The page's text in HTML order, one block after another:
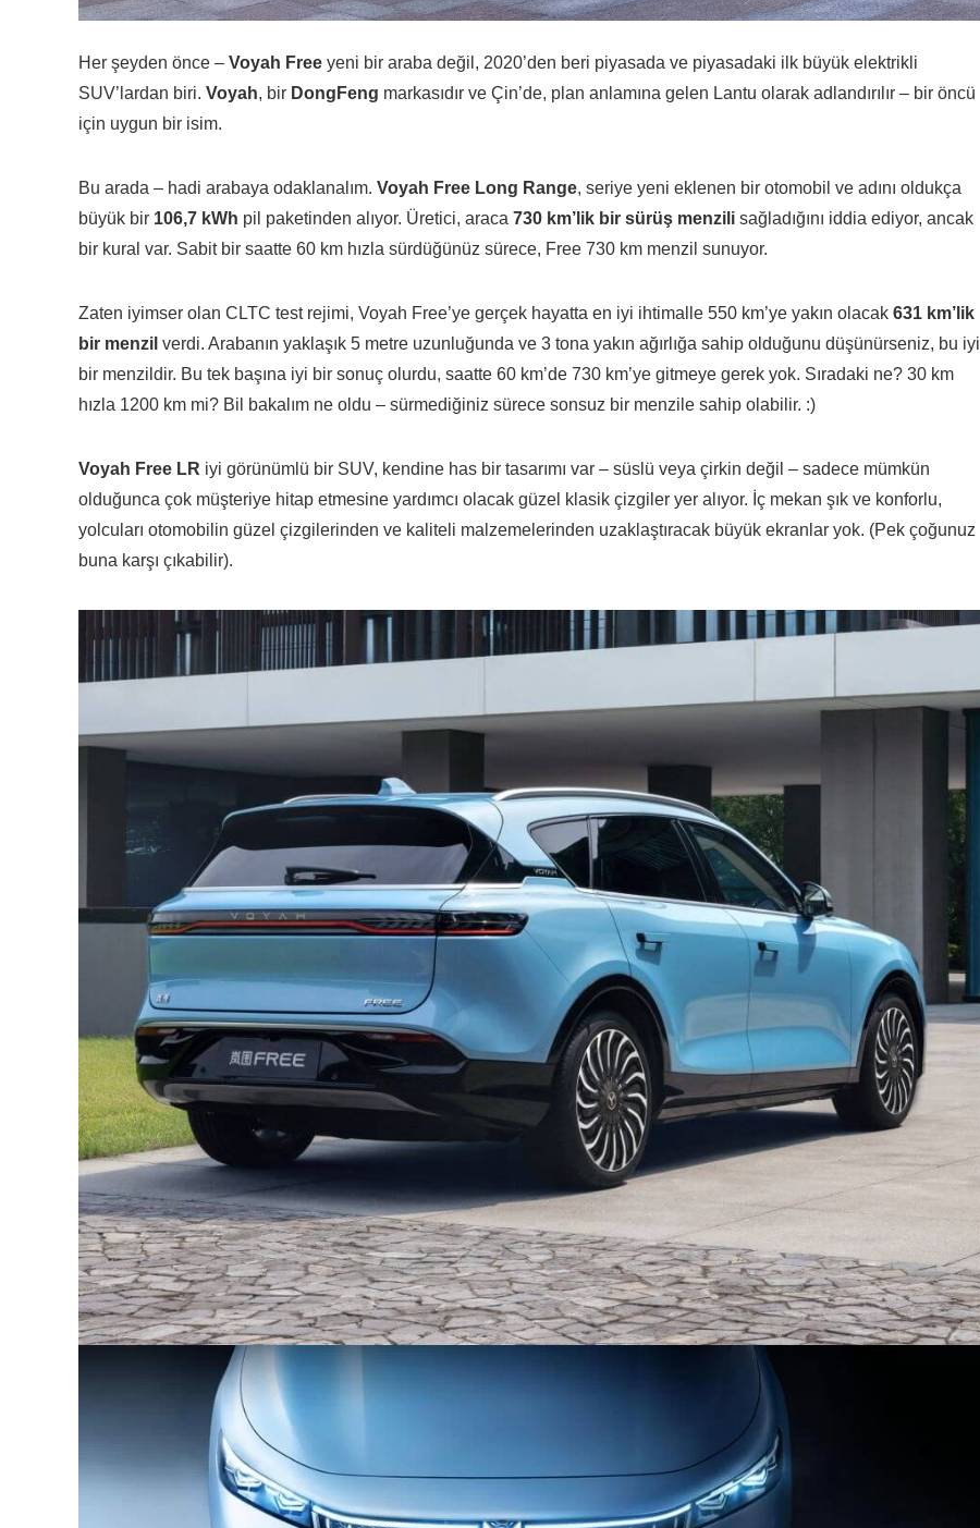
Her şeyden önce – Voyah Free yeni bir araba değil, 2020’den beri piyasada ve piyasadaki ilk büyük elektrikli
SUV’lardan biri. Voyah, bir DongFeng markasıdır ve Çin’de, plan anlamına gelen Lantu olarak adlandırılır – bir öncü
için uygun bir isim.
Bu arada – hadi arabaya odaklanalım. Voyah Free Long Range, seriye yeni eklenen bir otomobil ve adını oldukça
büyük bir 106,7 kWh pil paketinden alıyor. Üretici, araca 730 km’lik bir sürüş menzili sağladığını iddia ediyor, ancak
bir kural var. Sabit bir saatte 60 km hızla sürdüğünüz sürece, Free 730 km menzil sunuyor.
Zaten iyimser olan CLTC test rejimi, Voyah Free’ye gerçek hayatta en iyi ihtimalle 550 km’ye yakın olacak 631 km’lik
bir menzil verdi. Arabanın yaklaşık 5 metre uzunluğunda ve 3 tona yakın ağırlığa sahip olduğunu düşünürseniz, bu iyi
bir menzildir. Bu tek başına iyi bir sonuç olurdu, saatte 60 km’de 730 km’ye gitmeye gerek yok. Sıradaki ne? 30 km
hızla 1200 km mi? Bil bakalım ne oldu – sürmediğiniz sürece sonsuz bir menzile sahip olabilir. :)
Voyah Free LR iyi görünümlü bir SUV, kendine has bir tasarımı var – süslü veya çirkin değil – sadece mümkün
olduğunca çok müşteriye hitap etmesine yardımcı olacak güzel klasik çizgiler yer alıyor. İç mekan şık ve konforlu,
yolcuları otomobilin güzel çizgilerinden ve kaliteli malzemelerinden uzaklaştıracak büyük ekranlar yok. (Pek çoğunuz
buna karşı çıkabilir).